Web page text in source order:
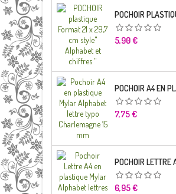
Prix
5,90 €
Prix
7,75 €
Prix
6,95 €